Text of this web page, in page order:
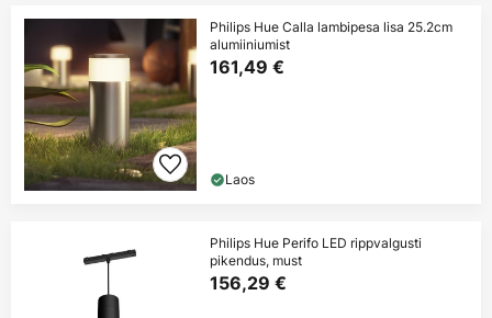
Philips Hue Calla lambipesa lisa 25.2cm
alumiiniumist
161,49 €
Laos
Philips Hue Perifo LED rippvalgusti
pikendus, must
156,29 €